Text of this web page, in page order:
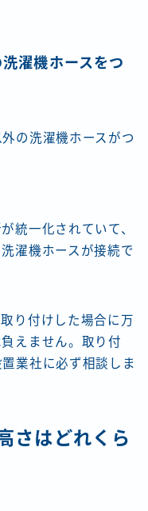
濯機ホースをつ
の洗濯機ホースがつ
統一化されていて、
濯機ホースが接続で
り付けした場合に万
えません。取り付
業社に必ず相談しま
さはどれくら